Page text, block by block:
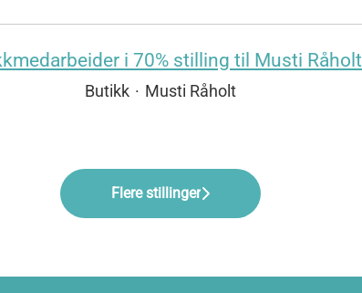
i 70% stilling til Musti Råholt
Butikk · Musti Råholt
Flere stillinger